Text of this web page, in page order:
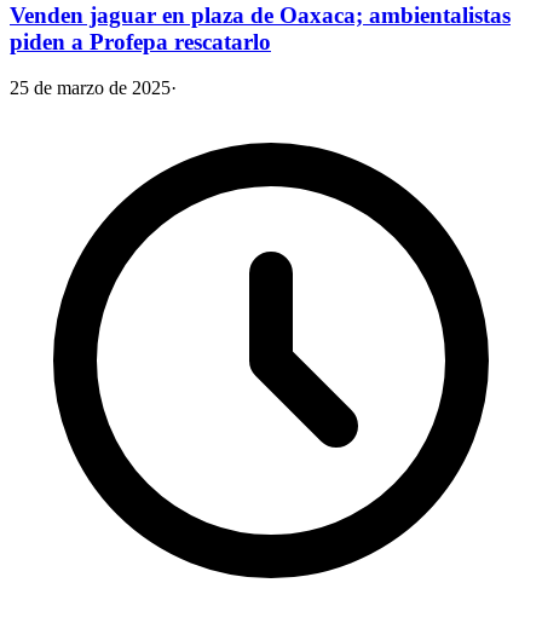
Venden jaguar en plaza de Oaxaca; ambientalistas
piden a Profepa rescatarlo
25 de marzo de 2025·